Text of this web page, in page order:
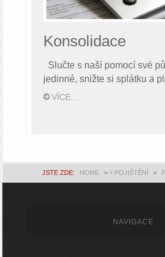
Konsolidace
Slučte s naší pomocí své
jedinné, snižte si splátku a
VÍCE...
JSTE ZDE: HOME > + POJIŠTĚNÍ >
NAVIGACE